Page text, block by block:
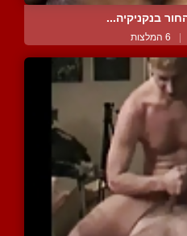
בנקניקיה...
| 6 המלצות